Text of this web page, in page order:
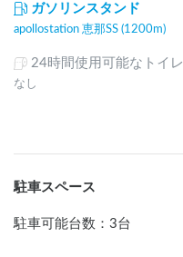
ガソリンスタンド
apollostation 恵那SS (1200m)
24時間使用可能なトイレ
なし
駐車スペース
駐車可能台数 ： 3台